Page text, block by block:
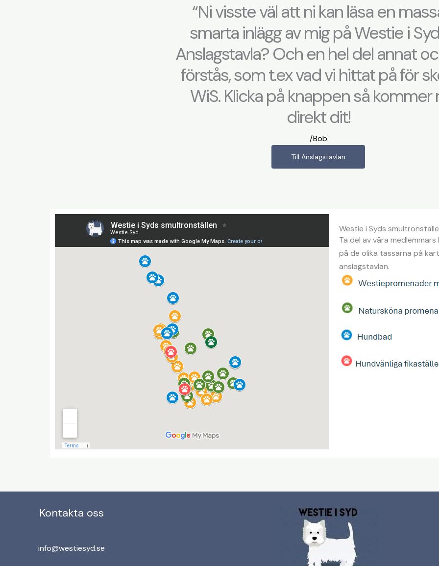
“Ni visste väl att ni kan läsa en
smarta inlägg av mig på Westie i
Anslagstavla? Och en hel del annat
förstås, som t.ex vad vi hittat på för
WiS. Klicka på knappen så kommer
direkt dit!
/Bob
Till Anslagstavlan
Westie i Syds
Ta del av våra
på de olika tassarna på
anslagstavlan.
Kontakta oss
info@westiesyd.se